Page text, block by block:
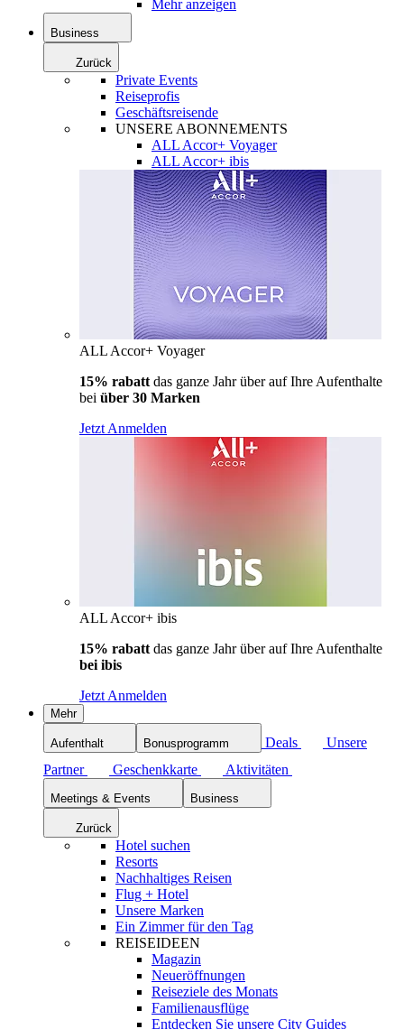
Mehr anzeigen
Business
Zurück
Private Events
Reiseprofis
Geschäftsreisende
UNSERE ABONNEMENTS
ALL Accor+ Voyager
ALL Accor+ ibis
ALL Accor+ Voyager
15% rabatt das ganze Jahr über auf Ihre Aufenthalte
bei über 30 Marken
Jetzt Anmelden
ALL Accor+ ibis
15% rabatt das ganze Jahr über auf Ihre Aufenthalte
bei ibis
Jetzt Anmelden
Mehr
Aufenthalt Bonusprogramm Deals
Unsere
Partner
Geschenkkarte Aktivitäten
Meetings & Events Business
Zurück
Hotel suchen
Resorts
Nachhaltiges Reisen
Flug + Hotel
Unsere Marken
Ein Zimmer für den Tag
REISEIDEEN
Magazin
Neueröffnungen
Reiseziele des Monats
Familienausflüge
Entdecken Sie unsere City Guides